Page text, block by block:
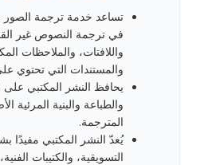
في ترجمة النصوص غير
واللافتات، والملاحظات
والمستندات التي تحتوي
يحافظ النشر المكتبي على
والطباعة والبنية المرئية
المترجمة.
يُعدّ النشر المكتبي مفيدًا
التسويقية، والكتيبات